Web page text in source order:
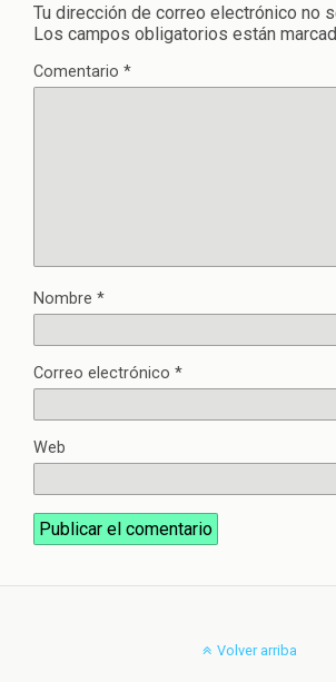
Tu dirección de correo electrónico no
Los campos obligatorios están
Comentario *
Nombre *
Correo electrónico *
Web
Volver arriba